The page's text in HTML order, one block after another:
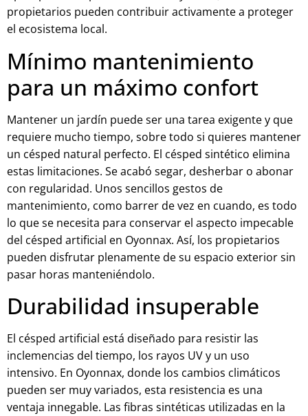
propietarios pueden contribuir activamente a proteger
el ecosistema local.
Mínimo mantenimiento
para un máximo confort
Mantener un jardín puede ser una tarea exigente y que
requiere mucho tiempo, sobre todo si quieres mantener
un césped natural perfecto. El césped sintético elimina
estas limitaciones. Se acabó segar, desherbar o abonar
con regularidad. Unos sencillos gestos de
mantenimiento, como barrer de vez en cuando, es todo
lo que se necesita para conservar el aspecto impecable
del césped artificial en Oyonnax. Así, los propietarios
pueden disfrutar plenamente de su espacio exterior sin
pasar horas manteniéndolo.
Durabilidad insuperable
El césped artificial está diseñado para resistir las
inclemencias del tiempo, los rayos UV y un uso
intensivo. En Oyonnax, donde los cambios climáticos
pueden ser muy variados, esta resistencia es una
ventaja innegable. Las fibras sintéticas utilizadas en la